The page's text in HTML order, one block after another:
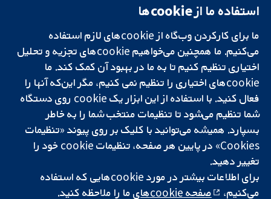
تحقیقات قابل
اعتماد.
تصمیم‌گیری آگاهانه.
سلامت بهتر.
میدان کاوندیش
لندن
W1G 0AN
بریتانیا
دفتر رسانه‌ای
درباره ما
فرصت‌های
شغلی
Cochrane
Library
شبکه همکاری کاکرین، یک مؤسسه خیریه (شماره 1045921) و یک شرکت با
و ولز است. شماره ثبت مالیات بر ارزش افزوده: GB 718 2127 49.
استفاده ما از cookie‌ها
ما برای کارکردن وب‌گاه از cookie‌های لازم استفاده
می‌کنیم. ما همچنین می‌خواهیم cookie‌های تجزیه و تحلیل
اختیاری تنظیم کنیم تا به ما در بهبود آن کمک کند. ما
cookie‌های اختیاری را تنظیم نمی کنیم، مگر این‌که آنها را
فعال کنید. با استفاده از این ابزار یک cookie‌ روی دستگاه
شما تنظیم می‌شود تا تنظیمات منتخب شما را به خاطر
بسپارد. همیشه می‌توانید با کلیک بر روی پیوند «تنظیمات
Cookies» در پایین هر صفحه، تنظیمات cookie‌ خود را
تغییر دهید.
برای اطلاعات بیشتر در مورد cookie‌هایی که استفاده
می‌کنیم،
صفحه cookie‌های ما را ملاحظه کنید.